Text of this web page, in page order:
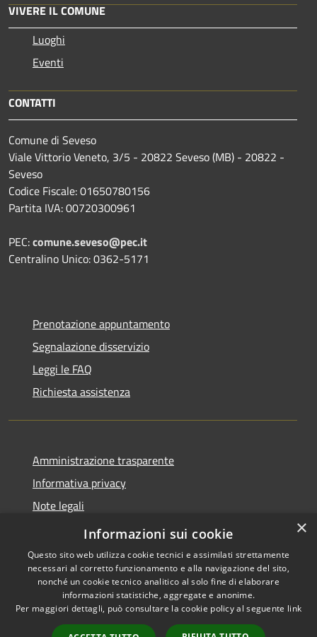
VIVERE IL COMUNE
Luoghi
Eventi
CONTATTI
Comune di Seveso
Viale Vittorio Veneto, 3/5 - 20822 Seveso (MB) - 20822 -
Seveso
Codice Fiscale: 01650780156
Partita IVA: 00720300961
PEC:comune.seveso@pec.it
Centralino Unico: 0362-5171
Prenotazione appuntamento
Segnalazione disservizio
Leggi le FAQ
Richiesta assistenza
Amministrazione trasparente
Informativa privacy
Note legali
Dichiarazione di accessibilità
Accessibilità
Copyright © 2026 • Città di
Seveso • Powered by
Municipium• Accesso
×
Informazioni sui cookie
Questo sito web utilizza cookie tecnici e assimilati strettamente
necessari al corretto funzionamento e alla navigazione del sito,
nonché un cookie tecnico analitico al solo fine di elaborare
informazioni statistiche, aggregate e anonime.
Per maggiori dettagli, può consultare la cookie policy al seguente link